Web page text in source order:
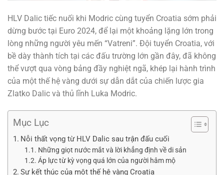
HLV Dalic tiếc nuối khi Modric cùng tuyển Croatia sớm phải
dừng bước tại Euro 2024, để lại một khoảng lặng lớn trong
lòng những người yêu mến “Vatreni”. Đội tuyển Croatia, với
bề dày thành tích tại các đấu trường lớn gần đây, đã không
thể vượt qua vòng bảng đầy nghiệt ngã, khép lại hành trình
của một thế hệ vàng dưới sự dẫn dắt của chiến lược gia
Zlatko Dalic và thủ lĩnh Luka Modric.
Mục Lục
Nỗi thất vọng từ HLV Dalic sau trận đấu cuối
Những giọt nước mắt và lời khẳng định về di sản
Áp lực từ kỳ vọng quá lớn của người hâm mộ
Sự kết thúc của một thế hệ vàng Croatia